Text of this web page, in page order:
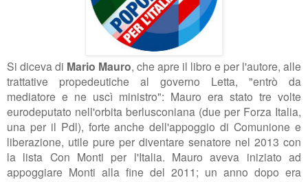
Si diceva di Mario Mauro, che apre il libro e per l'autore, alle
trattative propedeutiche al governo Letta, "entrò da
mediatore e ne uscì ministro": Mauro era stato tre volte
eurodeputato nell'orbita berlusconiana (due per Forza Italia,
una per il Pdl), forte anche dell'appoggio di Comunione e
liberazione, utile pure per diventare senatore nel 2013 con
la lista Con Monti per l'Italia. Mauro aveva iniziato ad
appoggiare Monti alla fine del 2011; un anno dopo era